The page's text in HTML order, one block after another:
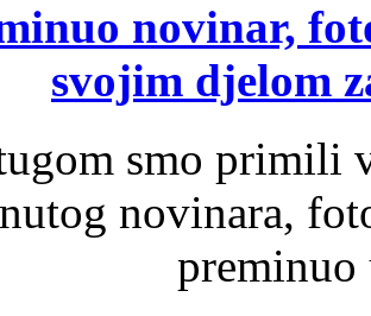
novinar,
svojim djelom
smo primili
novinara,